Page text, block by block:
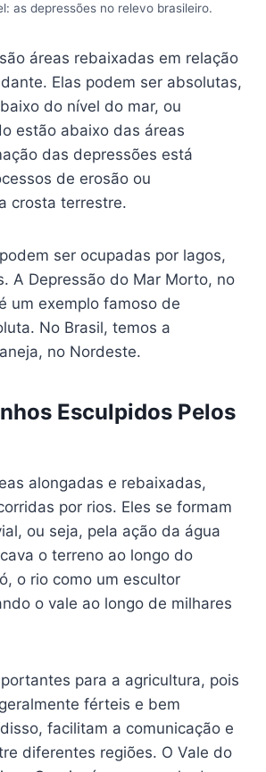
as depressões no relevo brasileiro.
áreas rebaixadas em relação
Elas podem ser absolutas,
do nível do mar, ou
estão abaixo das áreas
das depressões está
de erosão ou
crosta terrestre.
ser ocupadas por lagos,
A Depressão do Mar Morto, no
um exemplo famoso de
No Brasil, temos a
no Nordeste.
Esculpidos Pelos
alongadas e rebaixadas,
por rios. Eles se formam
ou seja, pela ação da água
o terreno ao longo do
o rio como um escultor
o vale ao longo de milhares
para a agricultura, pois
férteis e bem
facilitam a comunicação e
diferentes regiões. O Vale do